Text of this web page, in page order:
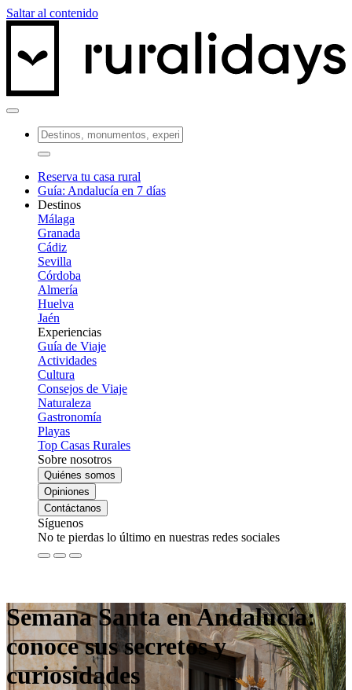
Saltar al contenido
Reserva tu casa rural
Guía: Andalucía en 7 días
Destinos
Málaga
Granada
Cádiz
Sevilla
Córdoba
Almería
Huelva
Jaén
Experiencias
Guía de Viaje
Actividades
Cultura
Consejos de Viaje
Naturaleza
Gastronomía
Playas
Top Casas Rurales
Sobre nosotros
Quiénes somos
Opiniones
Contáctanos
Síguenos
No te pierdas lo último en nuestras redes sociales
Semana Santa en Andalucía:
conoce sus secretos y
curiosidades